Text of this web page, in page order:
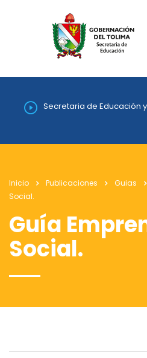
Secretaria de Educación
Inicio Publicaciones Guias
Social.
Guía
Social.